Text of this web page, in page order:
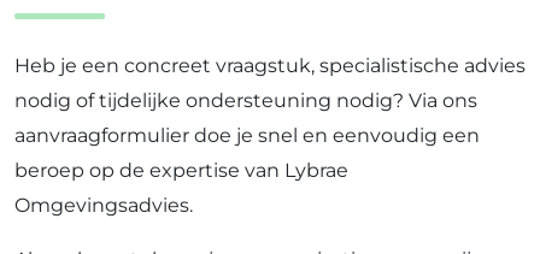
Heb je een concreet vraagstuk, specialistische advies
nodig of tijdelijke ondersteuning nodig? Via ons
aanvraagformulier doe je snel en eenvoudig een
beroep op de expertise van Lybrae
Omgevingsadvies.